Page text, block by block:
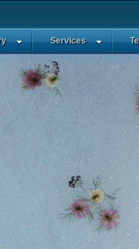
Services
된 유리 입니다. 배경은 은색 펄